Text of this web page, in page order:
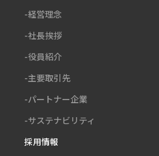
-経営理念
-社長挨拶
-役員紹介
-主要取引先
-パートナー企業
-サステナビリティ
採用情報